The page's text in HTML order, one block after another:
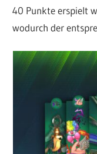
40 Punkte erspielt
wodurch der